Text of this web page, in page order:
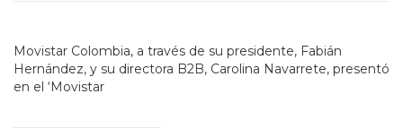
Movistar Colombia, a través de su presidente, Fabián
Hernández, y su directora B2B, Carolina Navarrete, presentó
en el ‘Movistar